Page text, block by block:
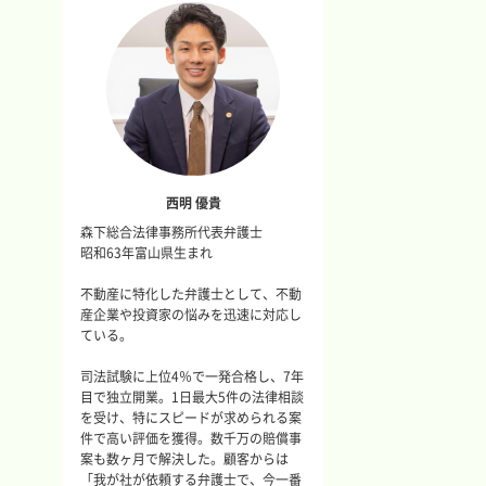
西明 優貴
森下総合法律事務所代表弁護士
昭和63年富山県生まれ
不動産に特化した弁護士として、不動
産企業や投資家の悩みを迅速に対応し
ている。
司法試験に上位4％で一発合格し、7年
目で独立開業。1日最大5件の法律相談
を受け、特にスピードが求められる案
件で高い評価を獲得。数千万の賠償事
案も数ヶ月で解決した。顧客からは
「我が社が依頼する弁護士で、今一番